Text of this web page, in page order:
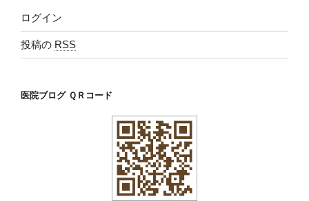
ログイン
投稿の RSS
医院ブログ ＱＲコード